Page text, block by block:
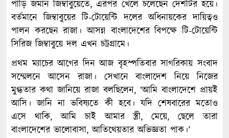
পাড়ি জমান জিম্বাবুয়েতে, এরপর খেলে চলেছেন দেশটির হয়ে।
বর্তমানে জিম্বাবুয়ের টি-টোয়েন্টি দলের অধিনায়কের দায়িত্বও
পালন করছেন রাজা। আসন্ন বাংলাদেশের বিপক্ষে টি-টোয়েন্টি
সিরিজ জিম্বাবুয়ে দল এখন চট্টগ্রামে।
প্রথম ম্যাচের আগের দিন আজ বৃহস্পতিবার সাগরিকায় সংবাদ
সম্মেলনে আসেন রাজা। সেখানে বাংলাদেশ নিয়ে নিজের
মুগ্ধতার কথা জানিয়ে রাজা বলছিলেন, ‘আমি বাংলাদেশে প্রায়ই
আসি। জানি না ভবিষ্যতে কী হবে। যদি শেষবারের মতোও
এসে থাকি, আমি চাই আমার স্ত্রী, মেয়ে, ছেলে তারা
বাংলাদেশের ভালোবাসা, আতিথেয়তার অভিজ্ঞতা পাক।’